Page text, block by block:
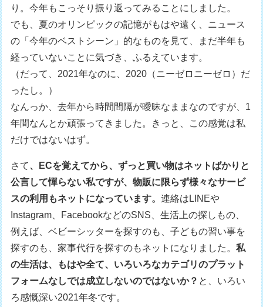
り。今年もこっそり振り返ってみることにしました。
でも、夏のオリンピックの記憶がもはや遠く、ニュース
の「今年のベストシーン」的なものを見て、まだ半年も
経っていないことに気づき、ふるえています。
（だって、2021年なのに、2020（ニーゼロニーゼロ）だ
ったし。）
なんっか、去年から時間間隔が曖昧なままなのですが、1
年間なんとか頑張ってきました。きっと、この感覚は私
だけではないはず。
さて、ECを覚えてから、ずっと買い物はネットばかりと
公言して憚らない私ですが、物販に限らず様々なサービ
スの利用もネットになっています。連絡はLINEや
Instagram、FacebookなどのSNS、生活上の探しもの、
例えば、ベビーシッターを探すのも、子どもの習い事を
探すのも、家事代行を探すのもネットになりました。私
の生活は、もはや全て、いろいろなカテゴリのプラット
フォームなしでは成立しないのではないか？ と、いろい
ろ感慨深い2021年冬です。